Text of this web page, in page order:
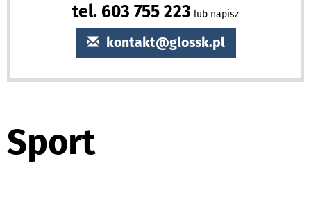
tel. 603 755 223 lub napisz
kontakt@glossk.pl
Sport